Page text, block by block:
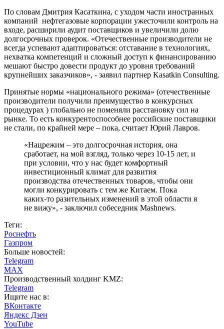
По словам Дмитрия Касаткина, с уходом части иностранных
компаний нефтегазовые корпорации ужесточили контроль на
входе, расширили аудит поставщиков и увеличили долю
долгосрочных проверок. «Отечественные производители не
всегда успевают адаптироваться: отставание в технологиях,
нехватка компетенций и сложный доступ к финансированию
мешают быстро довести продукт до уровня требований
крупнейших заказчиков», - заявил партнер Kasatkin Consulting.
Принятые нормы «национального режима» (отечественные
производители получили преимущество в конкурсных
процедурах ) глобально не поменяли расстановку сил на
рынке. То есть конкурентоспособнее российские поставщики
не стали, по крайней мере – пока, считает Юрий Лавров.
«Нацрежим – это долгосрочная история, она
сработает, на мой взгляд, только через 10-15 лет, и
при условии, что у нас будет комфортный
инвестиционный климат для развития
производства отечественных товаров, чтобы они
могли конкурировать с тем же Китаем. Пока
каких-то разительных изменений в этой области я
не вижу», - заключил собеседник Mashnews.
Теги:
Роснефть
Газпром
Больше новостей:
Telegram
MAX
Производственный холдинг KMZ:
Telegram
Ищите нас в:
ВКонтакте
Яндекс Дзен
YouTube